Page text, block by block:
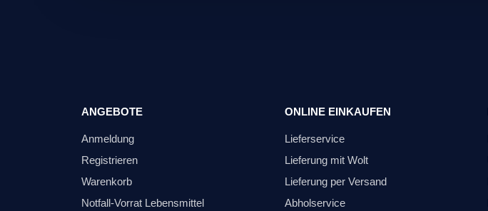
ANGEBOTE
Anmeldung
Registrieren
Warenkorb
Notfall-Vorrat Lebensmittel
ONLINE EINKAUFEN
Lieferservice
Lieferung mit Wolt
Lieferung per Versand
Abholservice